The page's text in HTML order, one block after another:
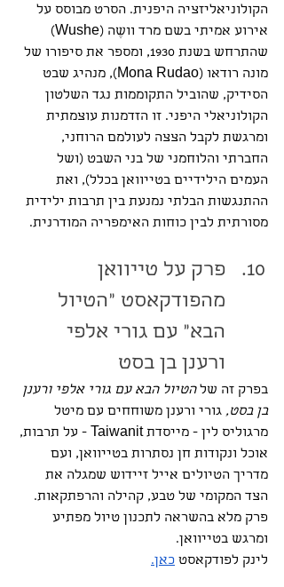
הקולוניאליזציה היפנית. הסרט מבוסס על
אירוע אמיתי בשם מרד וושֶה (Wushe)
שהתרחש בשנת 1930, ומספר את סיפורו של
מונה רודאו (Mona Rudao), מנהיג שבט
הסידיק, שהוביל התקוממות נגד השלטון
הקולוניאלי היפני. זו הזדמנות עוצמתית
ומרגשת לקבל הצצה לעולמם הרוחני,
החברתי והלוחמני של בני השבט (ושל
העמים הילידיים בטייוואן בכלל), ואת
ההתנגשות הבלתי נמנעת בין תרבות ילידית
מסורתית לבין כוחות האימפריה המודרנית.
פרק על טייוואן
מהפודקאסט ״הטיול
הבא״ עם גורי אלפי
ורענן בן בסט
בפרק זה של הטיול הבא עם גורי אלפי ורענן
בן בסט, גורי ורענן משוחחים עם מיטל
מרגוליס לין - מייסדת Taiwanit - על תרבות,
אוכל ונקודות חן נסתרות בטייוואן, ועם
מדריך הטיולים אייל זיידוש שמגלה את
הצד המקומי של טבע, קהילה והרפתקאות.
פרק מלא בהשראה לתכנון טיול מפתיע
ומרגש בטייוואן.
לינק לפודקאסט כאן.